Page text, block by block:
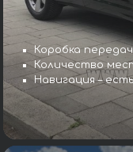
Коробка
Количество
Навигация – есть